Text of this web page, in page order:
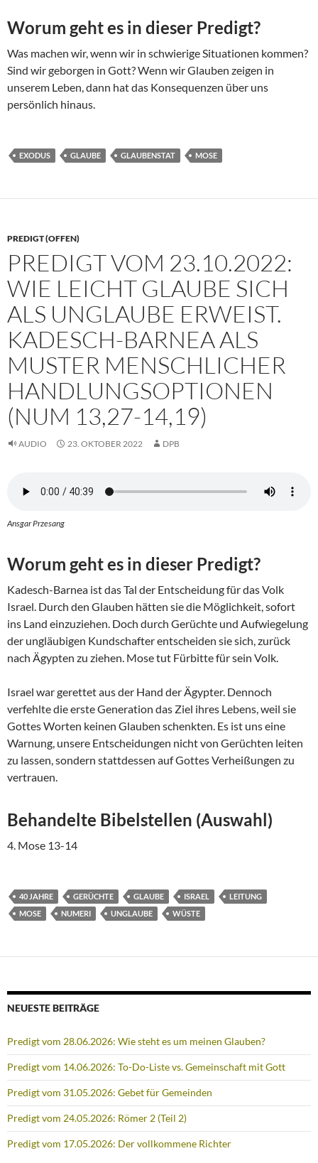
Worum geht es in dieser Predigt?
Was machen wir, wenn wir in schwierige Situationen kommen?
Sind wir geborgen in Gott? Wenn wir Glauben zeigen in
unserem Leben, dann hat das Konsequenzen über uns
persönlich hinaus.
EXODUS GLAUBE GLAUBENSTAT MOSE
PREDIGT (OFFEN)
PREDIGT VOM 23.10.2022:
WIE LEICHT GLAUBE SICH
ALS UNGLAUBE ERWEIST.
KADESCH-BARNEA ALS
MUSTER MENSCHLICHER
HANDLUNGSOPTIONEN
(NUM 13,27-14,19)
AUDIO 23. OKTOBER 2022 DPB
Ansgar Przesang
Worum geht es in dieser Predigt?
Kadesch-Barnea ist das Tal der Entscheidung für das Volk
Israel. Durch den Glauben hätten sie die Möglichkeit, sofort
ins Land einzuziehen. Doch durch Gerüchte und Aufwiegelung
der ungläubigen Kundschafter entscheiden sie sich, zurück
nach Ägypten zu ziehen. Mose tut Fürbitte für sein Volk.
Israel war gerettet aus der Hand der Ägypter. Dennoch
verfehlte die erste Generation das Ziel ihres Lebens, weil sie
Gottes Worten keinen Glauben schenkten. Es ist uns eine
Warnung, unsere Entscheidungen nicht von Gerüchten leiten
zu lassen, sondern stattdessen auf Gottes Verheißungen zu
vertrauen.
Behandelte Bibelstellen (Auswahl)
4. Mose 13-14
40 JAHRE GERÜCHTE GLAUBE ISRAEL
LEITUNG
MOSE
NUMERI UNGLAUBE WÜSTE
NEUESTE BEITRÄGE
Predigt vom 28.06.2026: Wie steht es um meinen Glauben?
Predigt vom 14.06.2026: To-Do-Liste vs. Gemeinschaft mit Gott
Predigt vom 31.05.2026: Gebet für Gemeinden
Predigt vom 24.05.2026: Römer 2 (Teil 2)
Predigt vom 17.05.2026: Der vollkommene Richter